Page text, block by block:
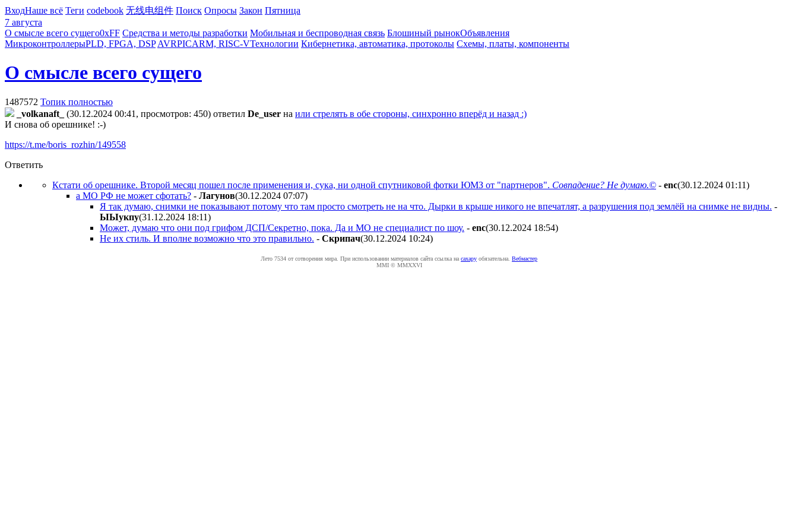
ВходНаше всё Теги codebook 无线电组件 Поиск Опросы Закон Пятница
7 августа
О смысле всего сущего0xFF Средства и методы разработки Мобильная и беспроводная связь Блошиный рынокОбъявления
МикроконтроллерыPLD, FPGA, DSP AVRPICARM, RISC-VТехнологии Кибернетика, автоматика, протоколы Схемы, платы, компоненты
О смысле всего сущего
1487572 Топик полностью
_volkanaft_
(30.12.2024 00:41, просмотров: 450) ответил De_user на или стрелять в обе стороны, синхронно вперёд и назад :)
И снова об орешнике! :-)
https://t.me/boris_rozhin/149558
Ответить
Кстати об орешнике. Второй месяц пошел после применения и, сука, ни одной спутниковой фотки ЮМЗ от "партнеров". Совпадение? Не думаю.© - enc(30.12.2024 01:11)
а МО РФ не может сфотать? - Лaгyнoв(30.12.2024 07:07)
Я так думаю, снимки не показывают потому что там просто смотреть не на что. Дырки в крыше никого не впечатлят, а разрушения под землёй на снимке не видны. -
ЫЫyкпy(31.12.2024 18:11)
Может, думаю что они под грифом ДСП/Секретно, пока. Да и МО не специалист по шоу. - enc(30.12.2024 18:54)
Не их стиль. И вполне возможно что это правильно. - Cкpипaч(30.12.2024 10:24)
Лето 7534 от сотворения мира. При использовании материалов сайта ссылка на caxapу обязательна. Вебмастер
MMI © MMXXVI